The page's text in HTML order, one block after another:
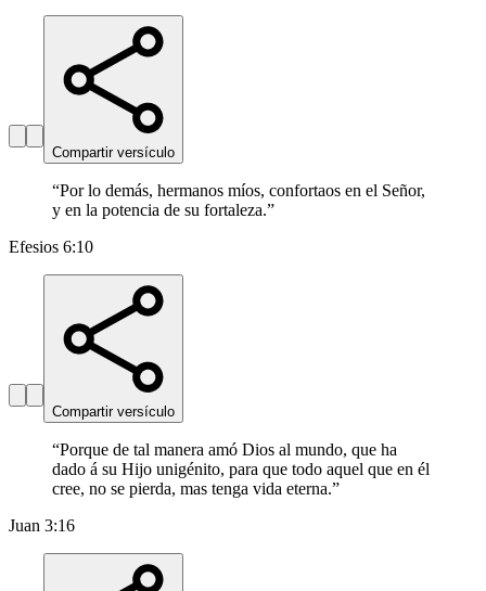
Compartir versículo
“Por lo demás, hermanos míos, confortaos en el Señor,
y en la potencia de su fortaleza.”
Efesios 6:10
Compartir versículo
“Porque de tal manera amó Dios al mundo, que ha
dado á su Hijo unigénito, para que todo aquel que en él
cree, no se pierda, mas tenga vida eterna.”
Juan 3:16